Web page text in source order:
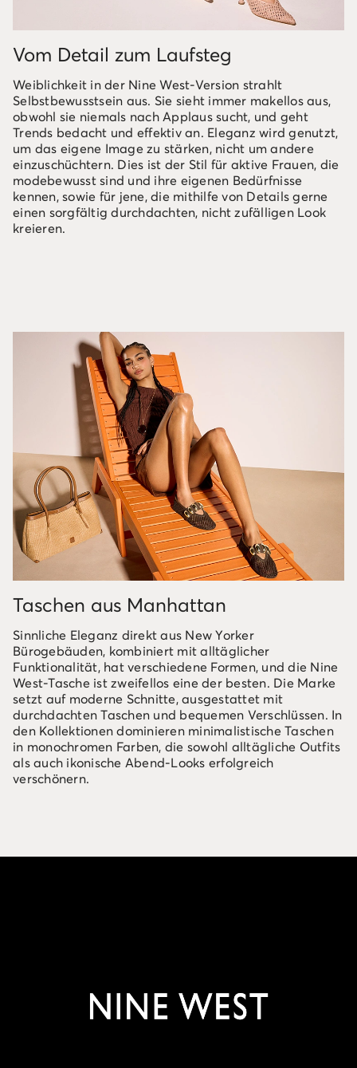
Vom Detail zum Laufsteg
Weiblichkeit in der Nine West-Version strahlt
Selbstbewusstsein aus. Sie sieht immer makellos aus,
obwohl sie niemals nach Applaus sucht, und geht
Trends bedacht und effektiv an. Eleganz wird genutzt,
um das eigene Image zu stärken, nicht um andere
einzuschüchtern. Dies ist der Stil für aktive Frauen, die
modebewusst sind und ihre eigenen Bedürfnisse
kennen, sowie für jene, die mithilfe von Details gerne
einen sorgfältig durchdachten, nicht zufälligen Look
kreieren.
Taschen aus Manhattan
Sinnliche Eleganz direkt aus New Yorker
Bürogebäuden, kombiniert mit alltäglicher
Funktionalität, hat verschiedene Formen, und die Nine
West-Tasche ist zweifellos eine der besten. Die Marke
setzt auf moderne Schnitte, ausgestattet mit
durchdachten Taschen und bequemen Verschlüssen. In
den Kollektionen dominieren minimalistische Taschen
in monochromen Farben, die sowohl alltägliche Outfits
als auch ikonische Abend-Looks erfolgreich
verschönern.